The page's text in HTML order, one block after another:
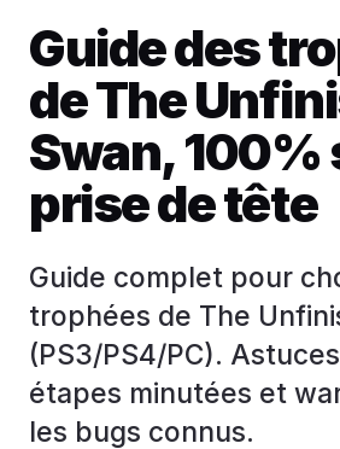
Guide des
de The
Swan, 100%
prise de tête
Guide complet pour
trophées de The
(PS3/PS4/PC).
étapes minutées et
les bugs connus.